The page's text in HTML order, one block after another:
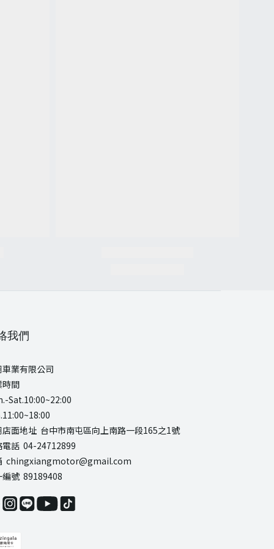
我們
車業有限公司
時間
Sat.10:00~22:00
店面地址 台中市南屯區向上南路一段165之1號
電話 04-24712899
chingxiangmotor@gmail.com
編號 89189408